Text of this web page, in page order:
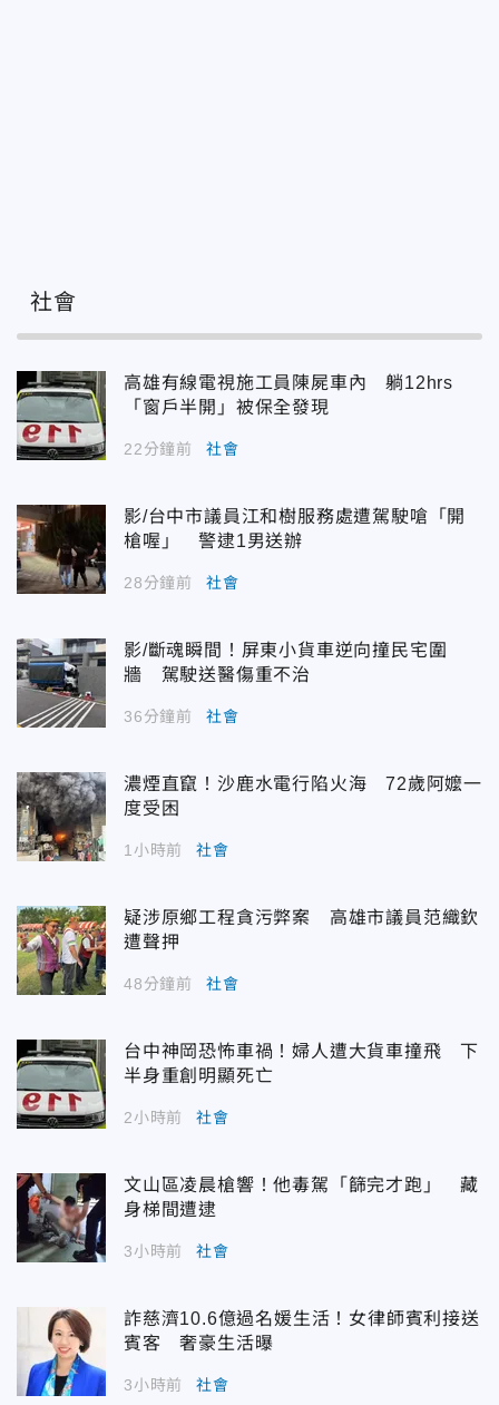
社會
高雄有線電視施工員陳屍車內 躺12hrs
「窗戶半開」被保全發現
22分鐘前 社會
影/台中市議員江和樹服務處遭駕駛嗆「開
槍喔」 警逮1男送辦
28分鐘前 社會
影/斷魂瞬間！屏東小貨車逆向撞民宅圍
牆 駕駛送醫傷重不治
36分鐘前 社會
濃煙直竄！沙鹿水電行陷火海 72歲阿嬤一
度受困
1小時前 社會
疑涉原鄉工程貪污弊案 高雄市議員范織欽
遭聲押
48分鐘前 社會
台中神岡恐怖車禍！婦人遭大貨車撞飛 下
半身重創明顯死亡
2小時前 社會
文山區凌晨槍響！他毒駕「篩完才跑」 藏
身梯間遭逮
3小時前 社會
詐慈濟10.6億過名媛生活！女律師賓利接送
賓客 奢豪生活曝
3小時前 社會